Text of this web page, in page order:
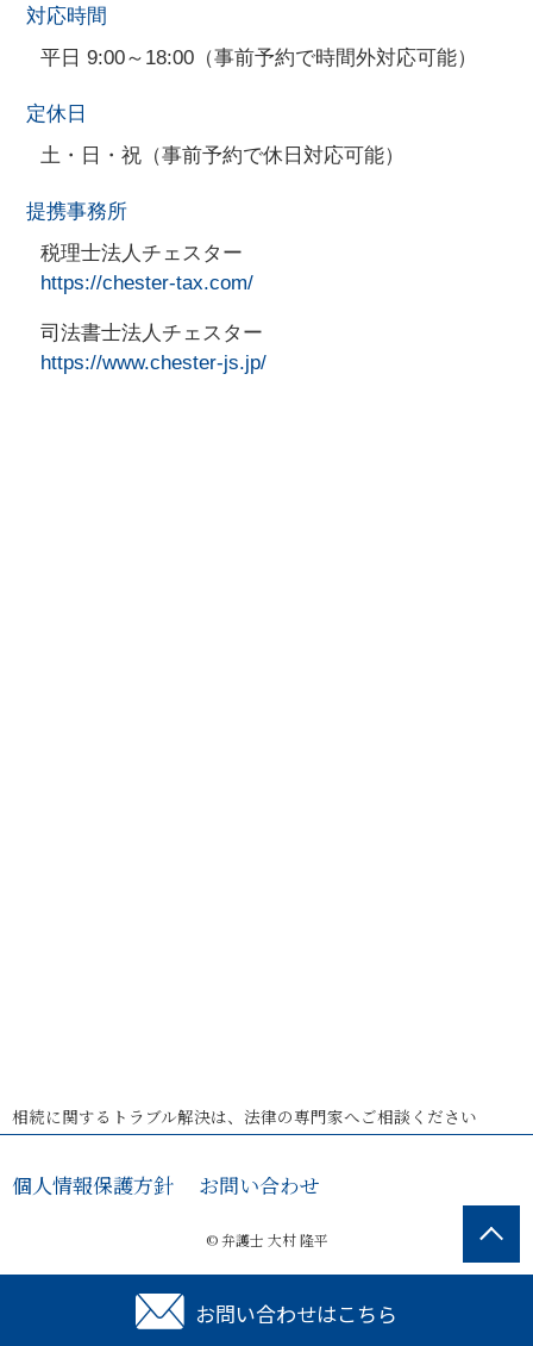
お問い合わせはこちら
対応時間
平日 9:00～18:00（事前予約で時間外対応可能）
定休日
土・日・祝（事前予約で休日対応可能）
提携事務所
税理士法人チェスター
https://chester-tax.com/
司法書士法人チェスター
https://www.chester-js.jp/
相続に関するトラブル解決は、法律の専門家へご相談ください
個人情報保護方針 お問い合わせ
© 弁護士 大村 隆平